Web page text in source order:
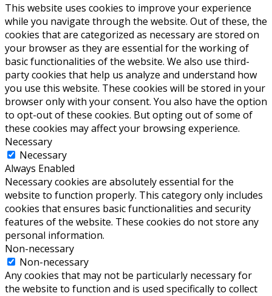
This website uses cookies to improve your experience
while you navigate through the website. Out of these, the
cookies that are categorized as necessary are stored on
your browser as they are essential for the working of
basic functionalities of the website. We also use third-
party cookies that help us analyze and understand how
you use this website. These cookies will be stored in your
browser only with your consent. You also have the option
to opt-out of these cookies. But opting out of some of
these cookies may affect your browsing experience.
Necessary
Necessary
Always Enabled
Necessary cookies are absolutely essential for the
website to function properly. This category only includes
cookies that ensures basic functionalities and security
features of the website. These cookies do not store any
personal information.
Non-necessary
Non-necessary
Any cookies that may not be particularly necessary for
the website to function and is used specifically to collect